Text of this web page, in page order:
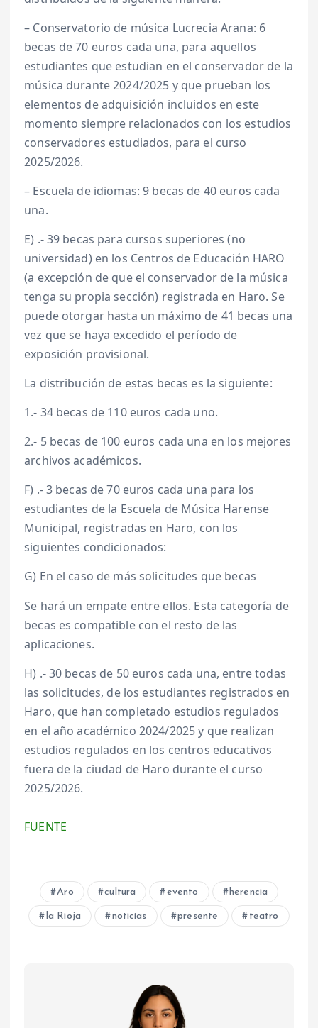
– Conservatorio de música Lucrecia Arana: 6
becas de 70 euros cada una, para aquellos
estudiantes que estudian en el conservador de la
música durante 2024/2025 y que prueban los
elementos de adquisición incluidos en este
momento siempre relacionados con los estudios
conservadores estudiados, para el curso
2025/2026.
– Escuela de idiomas: 9 becas de 40 euros cada
una.
E) .- 39 becas para cursos superiores (no
universidad) en los Centros de Educación HARO
(a excepción de que el conservador de la música
tenga su propia sección) registrada en Haro. Se
puede otorgar hasta un máximo de 41 becas una
vez que se haya excedido el período de
exposición provisional.
La distribución de estas becas es la siguiente:
1.- 34 becas de 110 euros cada uno.
2.- 5 becas de 100 euros cada una en los mejores
archivos académicos.
F) .- 3 becas de 70 euros cada una para los
estudiantes de la Escuela de Música Harense
Municipal, registradas en Haro, con los
siguientes condicionados:
G) En el caso de más solicitudes que becas
Se hará un empate entre ellos. Esta categoría de
becas es compatible con el resto de las
aplicaciones.
H) .- 30 becas de 50 euros cada una, entre todas
las solicitudes, de los estudiantes registrados en
Haro, que han completado estudios regulados
en el año académico 2024/2025 y que realizan
estudios regulados en los centros educativos
fuera de la ciudad de Haro durante el curso
2025/2026.
FUENTE
Aro cultura evento herencia
la Rioja noticias presente teatro